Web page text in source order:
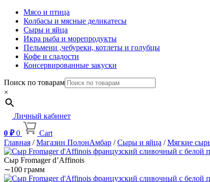
Мясо и птица
Колбасы и мясные деликатесы
Сыры и яйца
Икра рыба и морепродукты
Пельмени ,чебуреки, котлеты и голубцы
Кофе и сладости
Консервированные закуски
Поиск по товарам
×
Личный кабинет
0 ₽ 0
Cart
Главная /Магазин ПолонАмбар /Сыры и яйца /Мягкие
Сыр Fromager d’Affinois
∼100 грамм